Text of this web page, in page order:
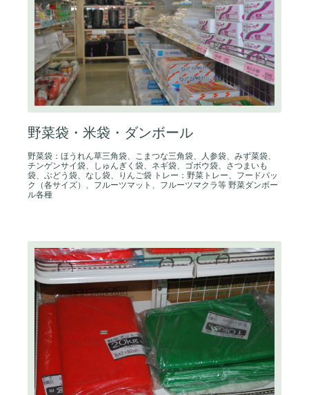
野菜袋・米袋・ダンボール
野菜袋：ほうれん草三角袋、こまつな三角袋、人参袋、みず菜袋、
チンゲンサイ袋、しゅんぎく袋、ネギ袋、ゴボウ袋、さつまいも
袋、ぶどう袋、なし袋、りんご袋 トレー：野菜トレー、フードパッ
ク（各サイズ）、フルーツマット、フルーツマクラ等 野菜ダンボー
ル各種